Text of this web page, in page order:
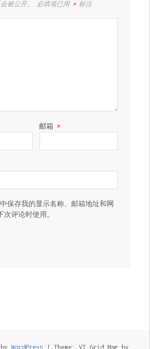
被公开。 必填项已用 *标注
邮箱*
保存我的显示名称、邮箱地址和网
评论时使用。
WordPress Theme: VT Grid Mag by